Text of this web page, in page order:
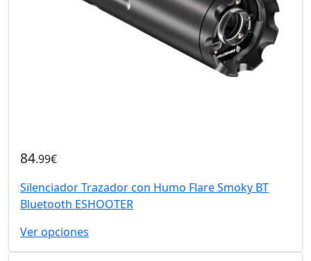
84.99€
Silenciador Trazador con Humo Flare Smoky BT
Bluetooth ESHOOTER
Ver opciones